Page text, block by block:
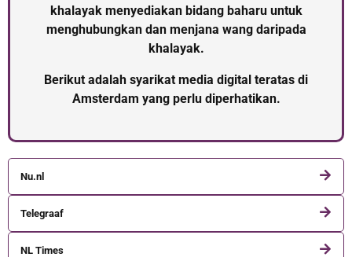
khalayak menyediakan bidang baharu untuk
menghubungkan dan menjana wang daripada
khalayak.
Berikut adalah syarikat media digital teratas di
Amsterdam yang perlu diperhatikan.
Nu.nl
Telegraaf
NL Times